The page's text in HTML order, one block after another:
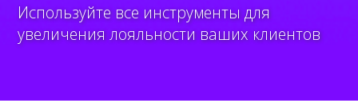
Используйте все инструменты для
увеличения лояльности ваших клиентов